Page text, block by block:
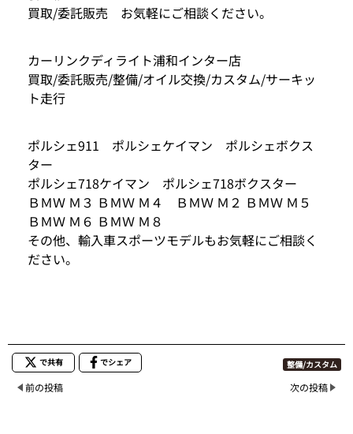
買取/委託販売 お気軽にご相談ください。
カーリンクディライト浦和インター店
買取/委託販売/整備/オイル交換/カスタム/サーキッ
ト走行
ポルシェ911 ポルシェケイマン ポルシェボクス
ター
ポルシェ718ケイマン ポルシェ718ボクスター
ＢＭＷ Ｍ３ ＢＭＷ Ｍ４ ＢＭＷ Ｍ２ ＢＭＷ Ｍ５
ＢＭＷ Ｍ６ ＢＭＷ Ｍ８
その他、輸入車スポーツモデルもお気軽にご相談く
ださい。
で共有 でシェア 整備/カスタム
前の投稿 次の投稿